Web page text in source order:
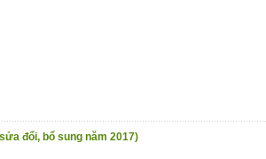
đổi, bổ sung năm 2017)